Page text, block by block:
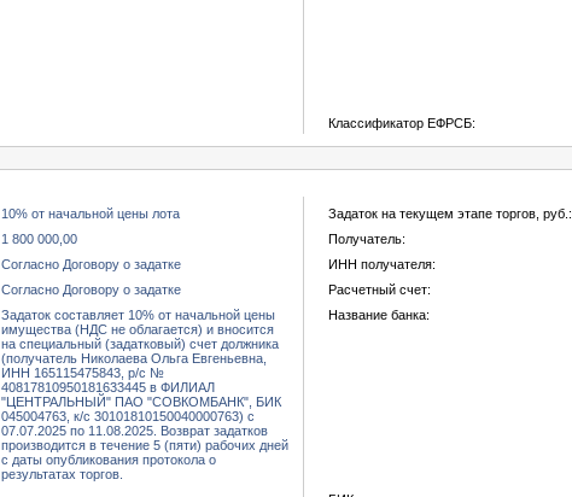
Классификатор ЕФРСБ:
10% от начальной цены лота Задаток на текущем этапе торгов, руб.:
1 800 000,00 Получатель:
Согласно Договору о задатке ИНН получателя:
Согласно Договору о задатке Расчетный счет:
Задаток составляет 10% от начальной цены
имущества (НДС не облагается) и вносится
на специальный (задатковый) счет должника
(получатель Николаева Ольга Евгеньевна,
ИНН 165115475843, р/с №
40817810950181633445 в ФИЛИАЛ
"ЦЕНТРАЛЬНЫЙ" ПАО "СОВКОМБАНК", БИК
045004763, к/с 30101810150040000763) с
07.07.2025 по 11.08.2025. Возврат задатков
производится в течение 5 (пяти) рабочих дней
с даты опубликования протокола о
результатах торгов.
Название банка: